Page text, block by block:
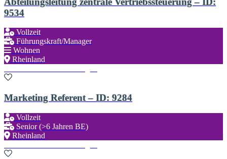
9534
Vollzeit
Führungskraft/Manager
Wohnen
Rheinland
Marketing Referent – ID: 9284
Vollzeit
Senior (>6 Jahren BE)
Rheinland